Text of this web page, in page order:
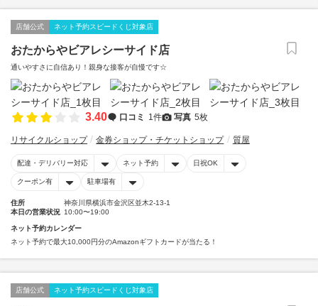
店舗公式 ネット予約スピードくじ対象店
おたからやビアレシーサイド店
通いやすさに自信あり！親身な接客が自慢です☆
3.40 口コミ 1件 写真 5枚
リサイクルショップ 金券ショップ・チケットショップ 質屋
配達・デリバリー対応 ネット予約 日祝OK
クーポン有 駐車場有
住所
神奈川県横浜市金沢区並木2-13-1
本日の営業状況 10:00〜19:00
ネット予約カレンダー
ネット予約で最大10,000円分のAmazonギフトカードが当たる！
店舗公式 ネット予約スピードくじ対象店